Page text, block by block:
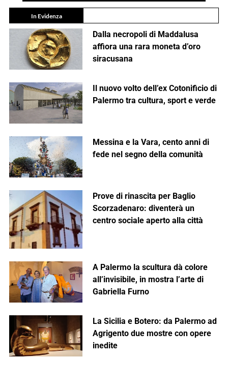
In Evidenza
Dalla necropoli di Maddalusa
affiora una rara moneta d’oro
siracusana
Il nuovo volto dell’ex Cotonificio di
Palermo tra cultura, sport e verde
Messina e la Vara, cento anni di
fede nel segno della comunità
Prove di rinascita per Baglio
Scorzadenaro: diventerà un
centro sociale aperto alla città
A Palermo la scultura dà colore
all’invisibile, in mostra l’arte di
Gabriella Furno
La Sicilia e Botero: da Palermo ad
Agrigento due mostre con opere
inedite